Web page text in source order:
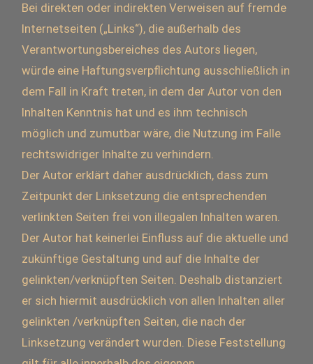
Bei direkten oder indirekten Verweisen auf fremde
Internetseiten („Links“), die außerhalb des
Verantwortungsbereiches des Autors liegen,
würde eine Haftungsverpflichtung ausschließlich in
dem Fall in Kraft treten, in dem der Autor von den
Inhalten Kenntnis hat und es ihm technisch
möglich und zumutbar wäre, die Nutzung im Falle
rechtswidriger Inhalte zu verhindern.
Der Autor erklärt daher ausdrücklich, dass zum
Zeitpunkt der Linksetzung die entsprechenden
verlinkten Seiten frei von illegalen Inhalten waren.
Der Autor hat keinerlei Einfluss auf die aktuelle und
zukünftige Gestaltung und auf die Inhalte der
gelinkten/verknüpften Seiten. Deshalb distanziert
er sich hiermit ausdrücklich von allen Inhalten aller
gelinkten /verknüpften Seiten, die nach der
Linksetzung verändert wurden. Diese Feststellung